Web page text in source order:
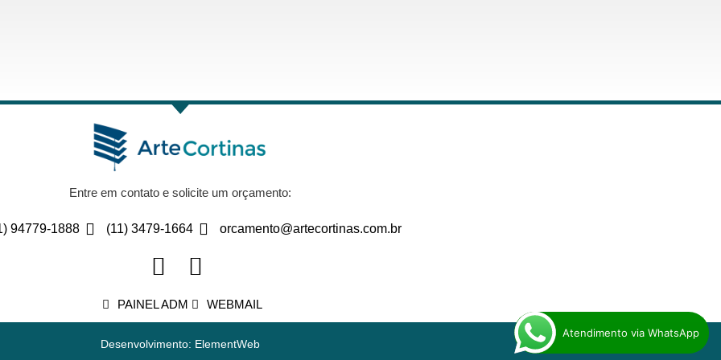
Entre em contato e solicite um orçamento:
94779-1888 (11) 3479-1664 orcamento@artecortinas.com.br
PAINEL ADM WEBMAIL
Desenvolvimento: ElementWeb
Atendimento via WhatsApp